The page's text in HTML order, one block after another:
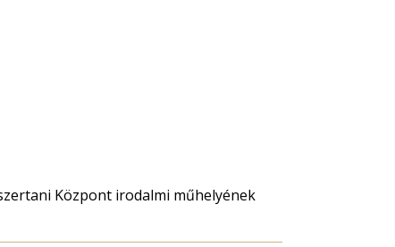
Központ irodalmi műhelyének